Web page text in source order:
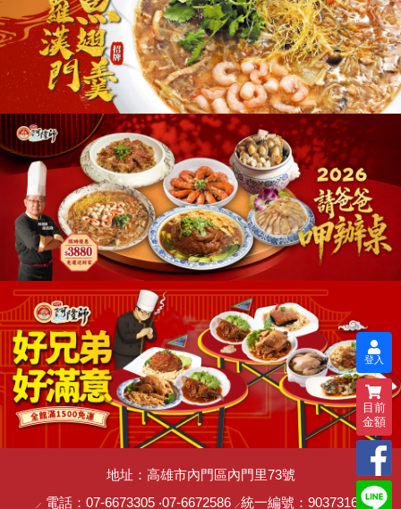
地址：高雄市內門區內門里73號
／ 電話： 07-6673305 ‧07-6672586 ／統一編號：90373162
登入
目前
金額